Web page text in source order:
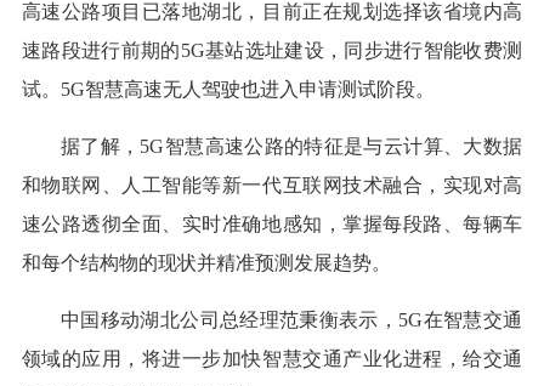
高速公路项目已落地湖北，目前正在规划选择该省境内高
速路段进行前期的5G基站选址建设，同步进行智能收费测
试。5G智慧高速无人驾驶也进入申请测试阶段。
据了解，5G智慧高速公路的特征是与云计算、大数据
和物联网、人工智能等新一代互联网技术融合，实现对高
速公路透彻全面、实时准确地感知，掌握每段路、每辆车
和每个结构物的现状并精准预测发展趋势。
中国移动湖北公司总经理范秉衡表示，5G在智慧交通
领域的应用，将进一步加快智慧交通产业化进程，给交通